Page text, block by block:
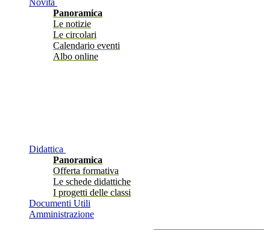
Novità
Panoramica
Le notizie
Le circolari
Calendario eventi
Albo online
Didattica
Panoramica
Offerta formativa
Le schede didattiche
I progetti delle classi
Documenti Utili
Amministrazione